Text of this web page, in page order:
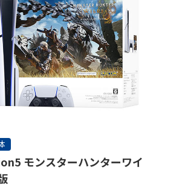
モンスターハンターワイ